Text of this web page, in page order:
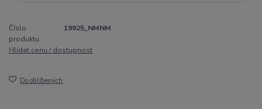
Číslo
produktu:
19925_NMNM
Hlídat cenu / dostupnost
Do oblíbených